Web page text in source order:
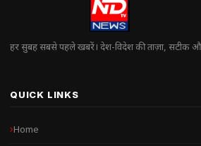
हर सुबह सबसे पहले खबरें। देश-विदेश की ताज़ा, सटीक और
QUICK LINKS
Home